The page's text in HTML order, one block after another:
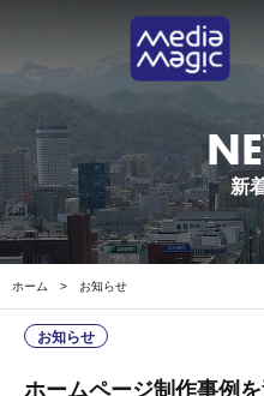
新
ホーム > お知らせ
お知らせ
ホームページ制作事例